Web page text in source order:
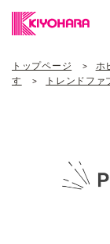
トップページ ホ
す
トレンドファ